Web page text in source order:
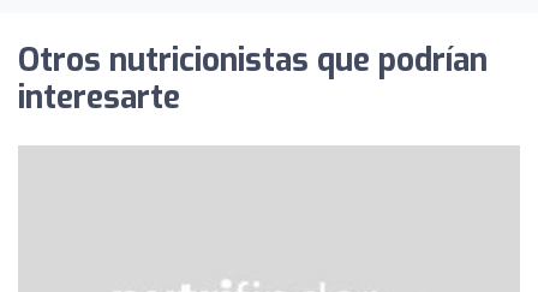
Otros nutricionistas que podrían
interesarte